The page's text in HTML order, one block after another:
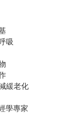
吸
緩老化
學專家